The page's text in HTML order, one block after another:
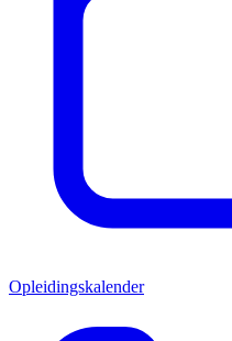
Opleidingskalender